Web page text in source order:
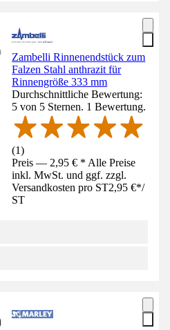
Zambelli Rinnenendstück zum
Falzen Stahl anthrazit für
Rinnengröße 333 mm
Durchschnittliche Bewertung:
5 von 5 Sternen. 1 Bewertung.
(1)
Preis — 2,95 € * Alle Preise
inkl. MwSt. und ggf. zzgl.
Versandkosten pro ST2,95 €*/
ST